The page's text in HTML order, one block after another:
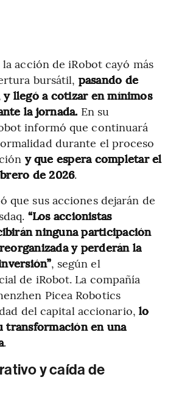
acción de iRobot cayó más
bursátil, pasando de
y llegó a cotizar en mínimos
la jornada. En su
informó que continuará
durante el proceso
y que espera completar el
de 2026.
que sus acciones dejarán de
“Los accionistas
ninguna participación
y perderán la
, según el
de iRobot. La compañía
Picea Robotics
del capital accionario, lo
transformación en una
.
y caída de